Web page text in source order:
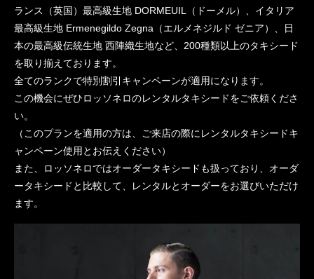
ランス（英国）最高級生地 DORMEUIL（ドーメル）、イタリア
最高級生地 Ermenegildo Zegna（エルメネジルド ゼニア）、日
本の最高級伝統生地 西陣織生地など、200種類以上のタキシード
を取り揃えております。
全てのランクで特別割引キャンペーンが適用になります。
この機会にぜひロッソネロのレンタルタキシードをご依頼くださ
い。
（このプランを適用の方は、ご来店の際にレンタルタキシードキ
ャンペーン使用とお伝えください）
また、ロッソネロではオーダータキシードも扱っており、オーダ
ータキシードと比較して、レンタルとオーダーをお選びいただけ
ます。